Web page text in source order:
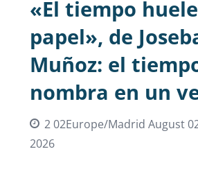
«El tiempo
papel», de
Muñoz: el
nombra en un
2 02Europe/Madrid August
2026